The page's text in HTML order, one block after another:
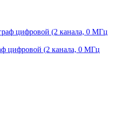
цифровой (2 канала, 0 МГц